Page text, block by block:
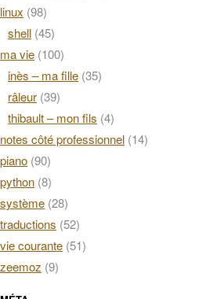
linux (98)
shell (45)
ma vie (100)
inès – ma fille (35)
râleur (39)
thibault – mon fils (4)
notes côté professionnel (14)
piano (90)
python (8)
système (28)
traductions (52)
vie courante (51)
zeemoz (9)